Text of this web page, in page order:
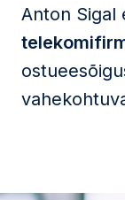
Anton Sigal